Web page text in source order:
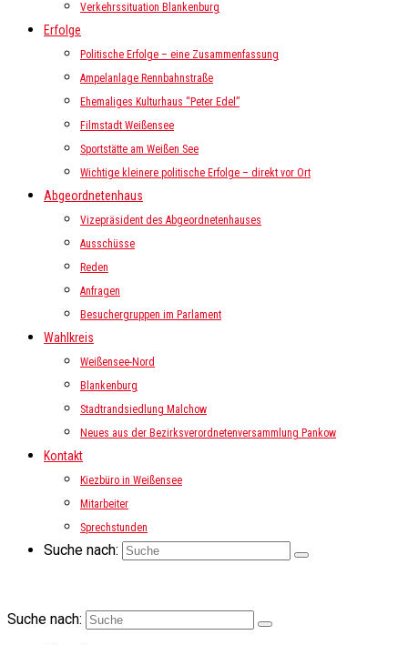
Verkehrssituation Blankenburg
Erfolge
Politische Erfolge – eine Zusammenfassung
Ampelanlage Rennbahnstraße
Ehemaliges Kulturhaus “Peter Edel”
Filmstadt Weißensee
Sportstätte am Weißen See
Wichtige kleinere politische Erfolge – direkt vor Ort
Abgeordnetenhaus
Vizepräsident des Abgeordnetenhauses
Ausschüsse
Reden
Anfragen
Besuchergruppen im Parlament
Wahlkreis
Weißensee-Nord
Blankenburg
Stadtrandsiedlung Malchow
Neues aus der Bezirksverordnetenversammlung Pankow
Kontakt
Kiezbüro in Weißensee
Mitarbeiter
Sprechstunden
Suche nach:
Suche nach: